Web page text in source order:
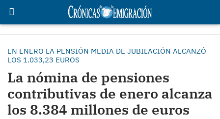
EN ENERO LA PENSIÓN MEDIA DE JUBILACIÓN ALCANZÓ
LOS 1.033,23 EUROS
La nómina de pensiones
contributivas de enero alcanza
los 8.384 millones de euros